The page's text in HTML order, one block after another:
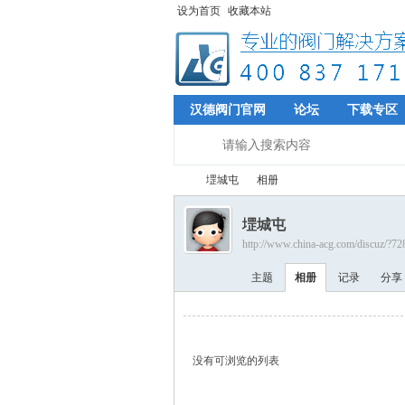
设为首页 收藏本站
汉德阀门官网 论坛 下载专区
›
堽城屯 相册
堽城屯
http://www.china-acg.com/discuz/
主题 相册 记录 分享
没有可浏览的列表